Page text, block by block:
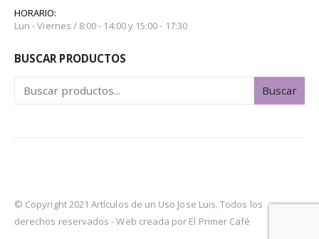
HORARIO:
Lun - Viernes / 8:00 - 14:00 y 15:00 - 17:30
BUSCAR PRODUCTOS
Buscar
© Copyright 2021 Artículos de un Uso Jose Luis. Todos los
derechos reservados -Web creada por El Primer Café